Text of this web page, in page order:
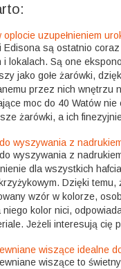
oplocie uzupełnieniem
Edisona są ostatnio
i lokalach. Są one
jako gołe żarówki,
przez nich wnętrzu
moc do 40 Watów nie
żarówki, a ich
wyszywania z
wyszywania z
dla wszystkich
Dzięki
wzór w kolorze,
niego kolor nici,
Jeżeli interesują cię
wiszące idealne
wiszące to